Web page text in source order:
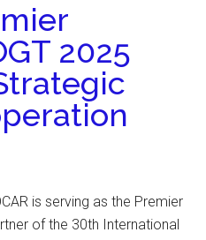
2025
is serving as the Premier
of the 30th International